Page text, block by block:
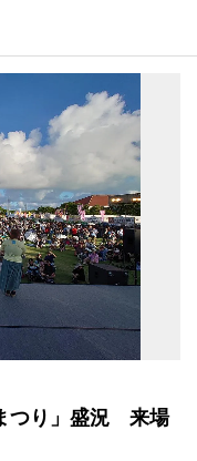
つり」盛況 来場